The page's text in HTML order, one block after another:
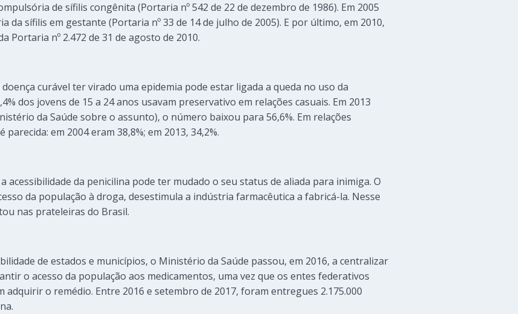
de sífilis congênita (Portaria nº 542 de 22 de dezembro de 1986). Em 2005
da sífilis em gestante (Portaria nº 33 de 14 de julho de 2005). E por último, em 2010,
Portaria nº 2.472 de 31 de agosto de 2010.
curável ter virado uma epidemia pode estar ligada a queda no uso da
dos jovens de 15 a 24 anos usavam preservativo em relações casuais. Em 2013
da Saúde sobre o assunto), o número baixou para 56,6%. Em relações
em 2004 eram 38,8%; em 2013, 34,2%.
acessibilidade da penicilina pode ter mudado o seu status de aliada para inimiga. O
da população à droga, desestimula a indústria farmacêutica a fabricá-la. Nesse
nas prateleiras do Brasil.
de estados e municípios, o Ministério da Saúde passou, em 2016, a centralizar
o acesso da população aos medicamentos, uma vez que os entes federativos
adquirir o remédio. Entre 2016 e setembro de 2017, foram entregues 2.175.000